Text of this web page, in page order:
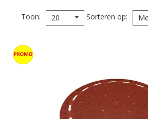
Toon 20 Sorteren op